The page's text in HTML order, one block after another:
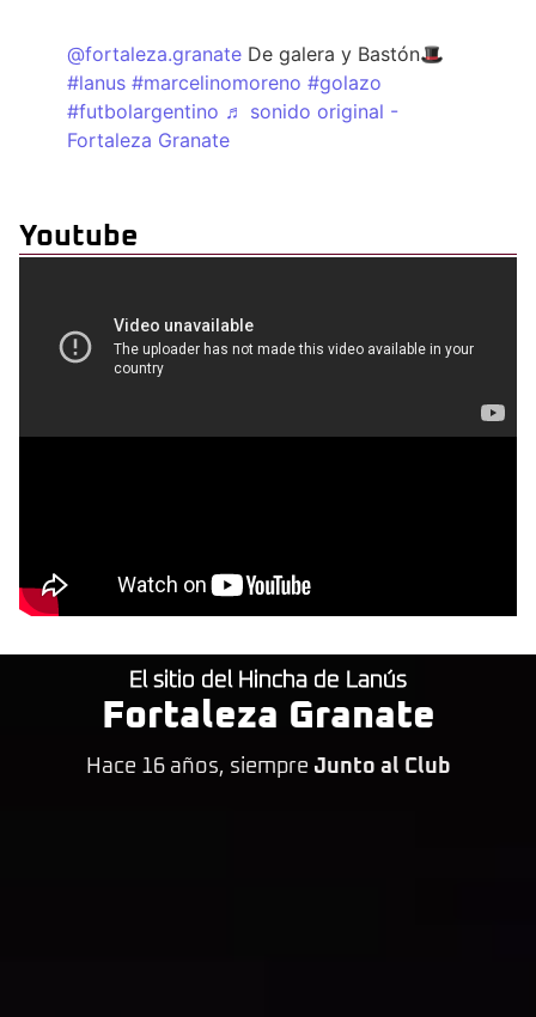
@fortaleza.granate De galera y Bastón🎩
#lanus #marcelinomoreno #golazo
#futbolargentino ♬ sonido original -
Fortaleza Granate
Youtube
El sitio del Hincha de Lanús
Fortaleza Granate
Hace 16 años, siempre Junto al Club